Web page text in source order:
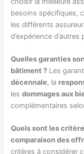
besoins spécifiques,
les différents
d’expérience
Quelles garanties
bâtiment ? Les
décennale, la
lesdommages aux
complémentaires
Quels sont les
comparaison des
critères à considérer